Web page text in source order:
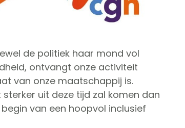
de politiek haar mond vol
ontvangt onze activiteit
van onze maatschappij is.
uit deze tijd zal komen dan
van een hoopvol inclusief